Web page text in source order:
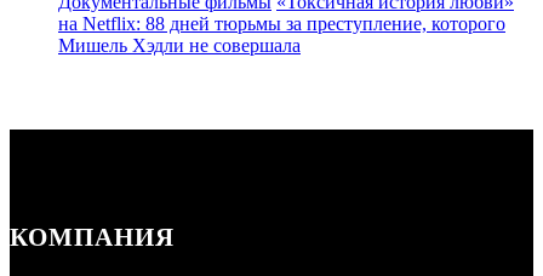
на Netflix: 88 дней тюрьмы за преступление, которого
Мишель Хэдли не совершала
КОМПАНИЯ